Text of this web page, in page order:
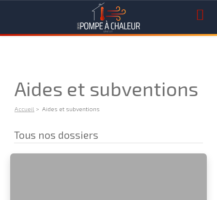
Aides et subventions
Accueil > Aides et subventions
Tous nos dossiers